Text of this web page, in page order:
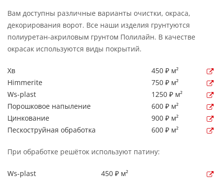
Вам доступны различные варианты очистки, окраса,
декорирования ворот. Все наши изделия грунтуются
полиуретан-акриловым грунтом Полилайн. В качестве
окрасак используются виды покрытий.
Хв
450 ₽ м²
Himmerite
750 ₽ м²
Ws-plast
1250 ₽ м²
Порошковое напыление
600 ₽ м²
Цинкование
900 ₽ м²
Пескоструйная обработка
600 ₽ м²
При обработке решёток используют патину:
Ws-plast
450 ₽ м²